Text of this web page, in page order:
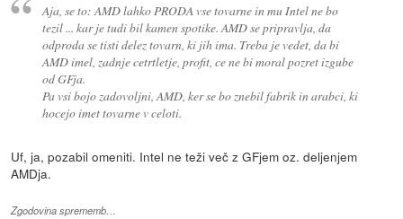
Aja, se to: AMD lahko PRODA vse tovarne in mu Intel ne bo
tezil ... kar je tudi bil kamen spotike. AMD se pripravlja, da
odproda se tisti delez tovarn, ki jih ima. Treba je vedet, da bi
AMD imel, zadnje cetrtletje, profit, ce ne bi moral pozret izgube
od GFja.
Pa vsi bojo zadovoljni, AMD, ker se bo znebil fabrik in arabci, ki
hocejo imet tovarne v celoti.
Uf, ja, pozabil omeniti. Intel ne teži več z GFjem oz. deljenjem
AMDja.
Zgodovina sprememb…